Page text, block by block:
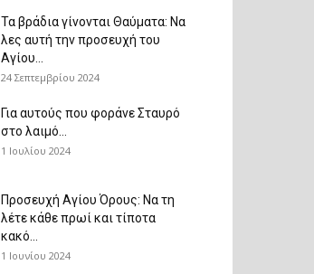
Τα βράδια γίνονται Θαύματα: Να
λες αυτή την προσευχή του
Αγίου...
24 Σεπτεμβρίου 2024
Για αυτούς που φοράνε Σταυρό
στο λαιμό…
1 Ιουλίου 2024
Προσευχή Αγίου Όρους: Να τη
λέτε κάθε πρωί και τίποτα
κακό...
1 Ιουνίου 2024